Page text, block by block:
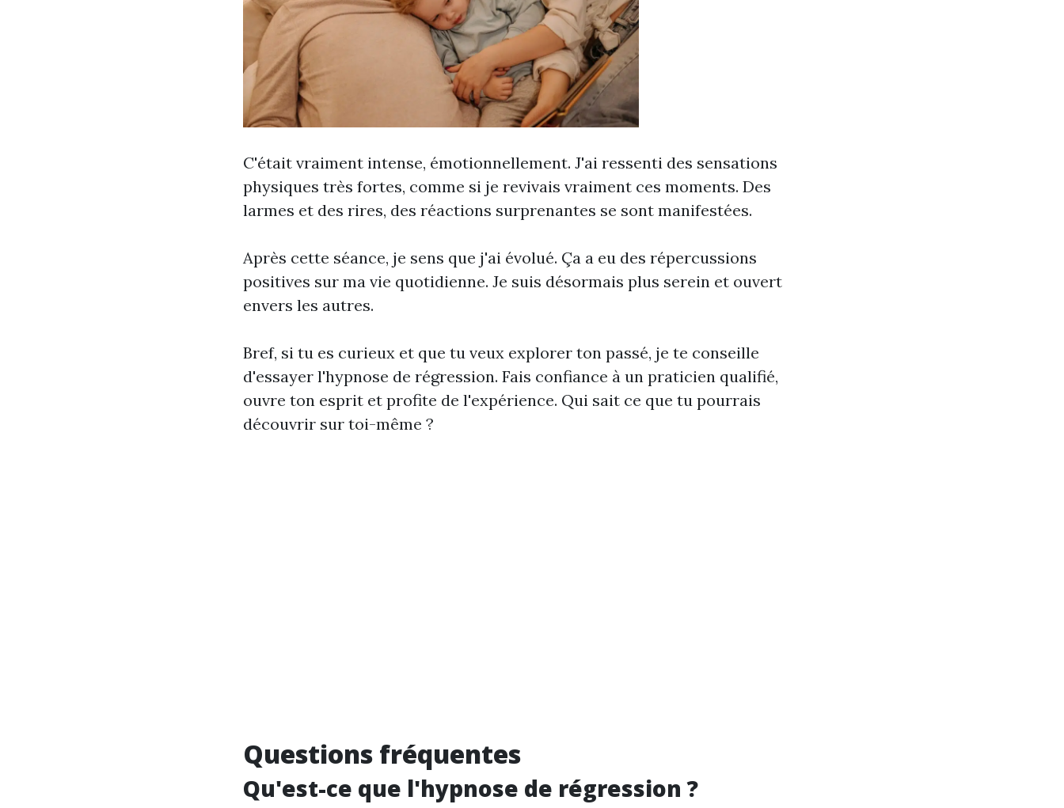
C'était vraiment intense, émotionnellement. J'ai ressenti des sensations
physiques très fortes, comme si je revivais vraiment ces moments. Des
larmes et des rires, des réactions surprenantes se sont manifestées.
Après cette séance, je sens que j'ai évolué. Ça a eu des répercussions
positives sur ma vie quotidienne. Je suis désormais plus serein et ouvert
envers les autres.
Bref, si tu es curieux et que tu veux explorer ton passé, je te conseille
d'essayer l'hypnose de régression. Fais confiance à un praticien qualifié,
ouvre ton esprit et profite de l'expérience. Qui sait ce que tu pourrais
découvrir sur toi-même ?
Questions fréquentes
Qu'est-ce que l'hypnose de régression ?